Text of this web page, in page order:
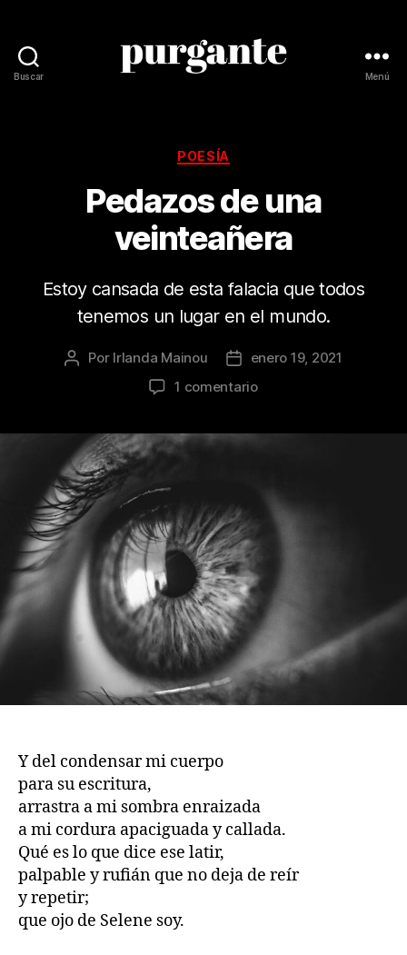
Buscar Menú
Categorías
POESÍA
Pedazos de una
veinteañera
Estoy cansada de esta falacia que todos
tenemos un lugar en el mundo.
Autor
Por Irlanda Mainou
Fecha
de
enero 19, 2021
1 comentarioen
Y del condensar mi cuerpo
para su escritura,
arrastra a mi sombra enraizada
a mi cordura apaciguada y callada.
Qué es lo que dice ese latir,
palpable y rufián que no deja de reír
y repetir;
que ojo de Selene soy.